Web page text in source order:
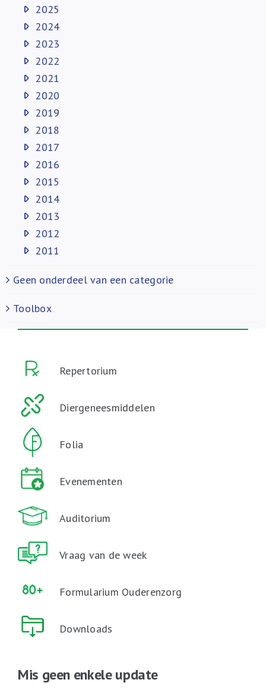
2025
2024
2023
2022
2021
2020
2019
2018
2017
2016
2015
2014
2013
2012
2011
Geen onderdeel van een categorie
Toolbox
Repertorium
Diergeneesmiddelen
Folia
Evenementen
Auditorium
Vraag van de week
Formularium Ouderenzorg
Downloads
Mis geen enkele update